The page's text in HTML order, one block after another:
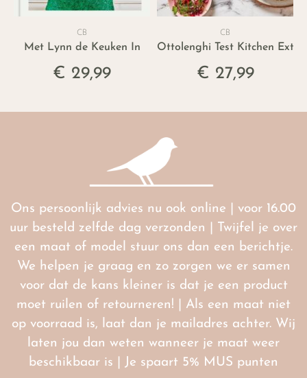
CB
Met Lynn de Keuken In
€ 29,99
CB
Ottolenghi Test Kitchen Extra
€ 27,99
Ons persoonlijk advies nu ook online | voor 16.00
uur besteld zelfde dag verzonden | Twijfel je over
een maat of model stuur ons dan een berichtje.
We helpen je graag en zo zorgen we er samen
voor dat de kans kleiner is dat je een product
moet ruilen of retourneren! | Als een maat niet
op voorraad is, laat dan je mailadres achter. Wij
laten jou dan weten wanneer je maat weer
beschikbaar is | Je spaart 5% MUS punten